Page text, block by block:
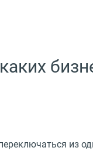
из